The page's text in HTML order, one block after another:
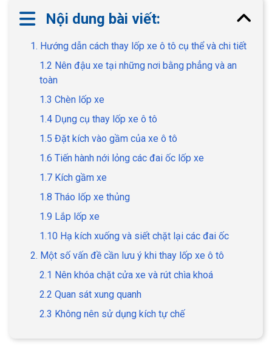
Nội dung bài viết:
1. Hướng dẫn cách thay lốp xe ô tô cụ thể và chi tiết
1.2 Nên đậu xe tại những nơi bằng phẳng và an
toàn
1.3 Chèn lốp xe
1.4 Dụng cụ thay lốp xe ô tô
1.5 Đặt kích vào gầm của xe ô tô
1.6 Tiến hành nới lỏng các đai ốc lốp xe
1.7 Kích gầm xe
1.8 Tháo lốp xe thủng
1.9 Lắp lốp xe
1.10 Hạ kích xuống và siết chặt lại các đai ốc
2. Một số vấn đề cần lưu ý khi thay lốp xe ô tô
2.1 Nên khóa chặt cửa xe và rút chìa khoá
2.2 Quan sát xung quanh
2.3 Không nên sử dụng kích tự chế